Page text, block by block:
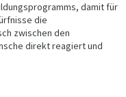
damit für
die
zwischen den
direkt reagiert und